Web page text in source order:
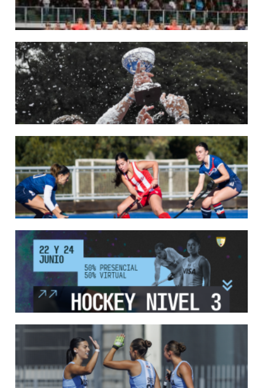
22/05/2026
LAS LEONAS CONVOCADAS PARA LA VENTANA EUROPEA DE P...
En junio, el seleccionado nacional disputará las últimas dos ventanas de Pro
League 2025-26 en Bélgica e Inglaterra.
18/05/2026
SE DEFINIERON LOS CAMPEONES DE LA PRIMERA FASE DE ...
Del 13 al 17 de mayo se llevó a cabo el torneo que reúne a los mejores clubes del
país.
LEER MÁS
13/05/2026
EN MARCHA LA PRIMERA FASE DE LA SUPERLIGA DE HOCKE...
Del 13 al 17 de mayo los mejores clubes del país se enfrentan durante 5 días en
todo el territorio nacional
LEER MÁS
12/05/2026
INSCRIPCIONES ABIERTAS AL CURSO DE TÉCNICO NACIONA...
Del 11 al 15 de mayo se realizará el período de pre-inscripción.